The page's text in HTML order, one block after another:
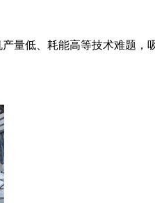
量低、耗能高等技术难题